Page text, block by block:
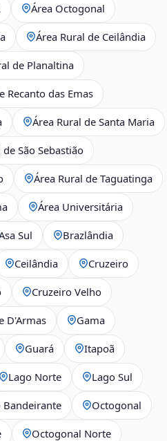
Área Octogonal
Área Rural de Ceilândia
de Planaltina
Recanto das Emas
Área Rural de Santa Maria
São Sebastião
Área Rural de Taguatinga
Área Universitária
Sul Brazlândia
Ceilândia Cruzeiro
Cruzeiro Velho
D'Armas Gama
Guará Itapoã
Lago Norte Lago Sul
Bandeirante Octogonal
Octogonal Norte